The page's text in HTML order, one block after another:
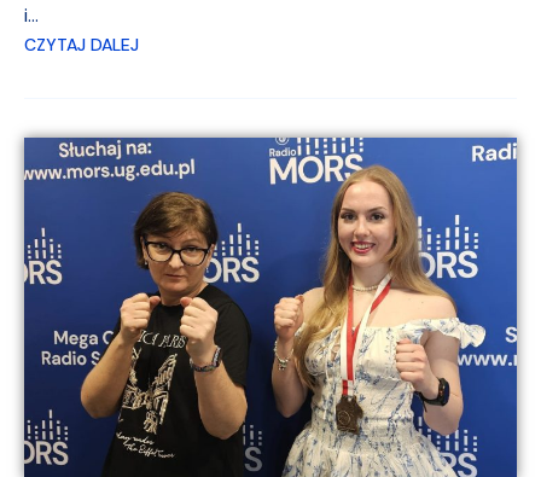
i...
CZYTAJ DALEJ